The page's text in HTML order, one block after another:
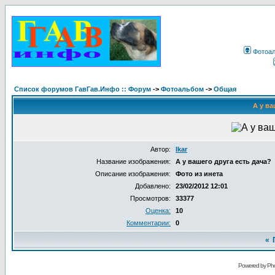
Список форумов ГавГав.Инфо :: Форум -> Фотоальбом -> Общая
А у
Автор:
Ikar
Название изображения:
А у вашего друга есть дача?
Описание изображения:
Фото из инета
Добавлено:
23/02/2012 12:01
Просмотров:
33377
Оценка:
10
Комментарии:
0
«
Powered by